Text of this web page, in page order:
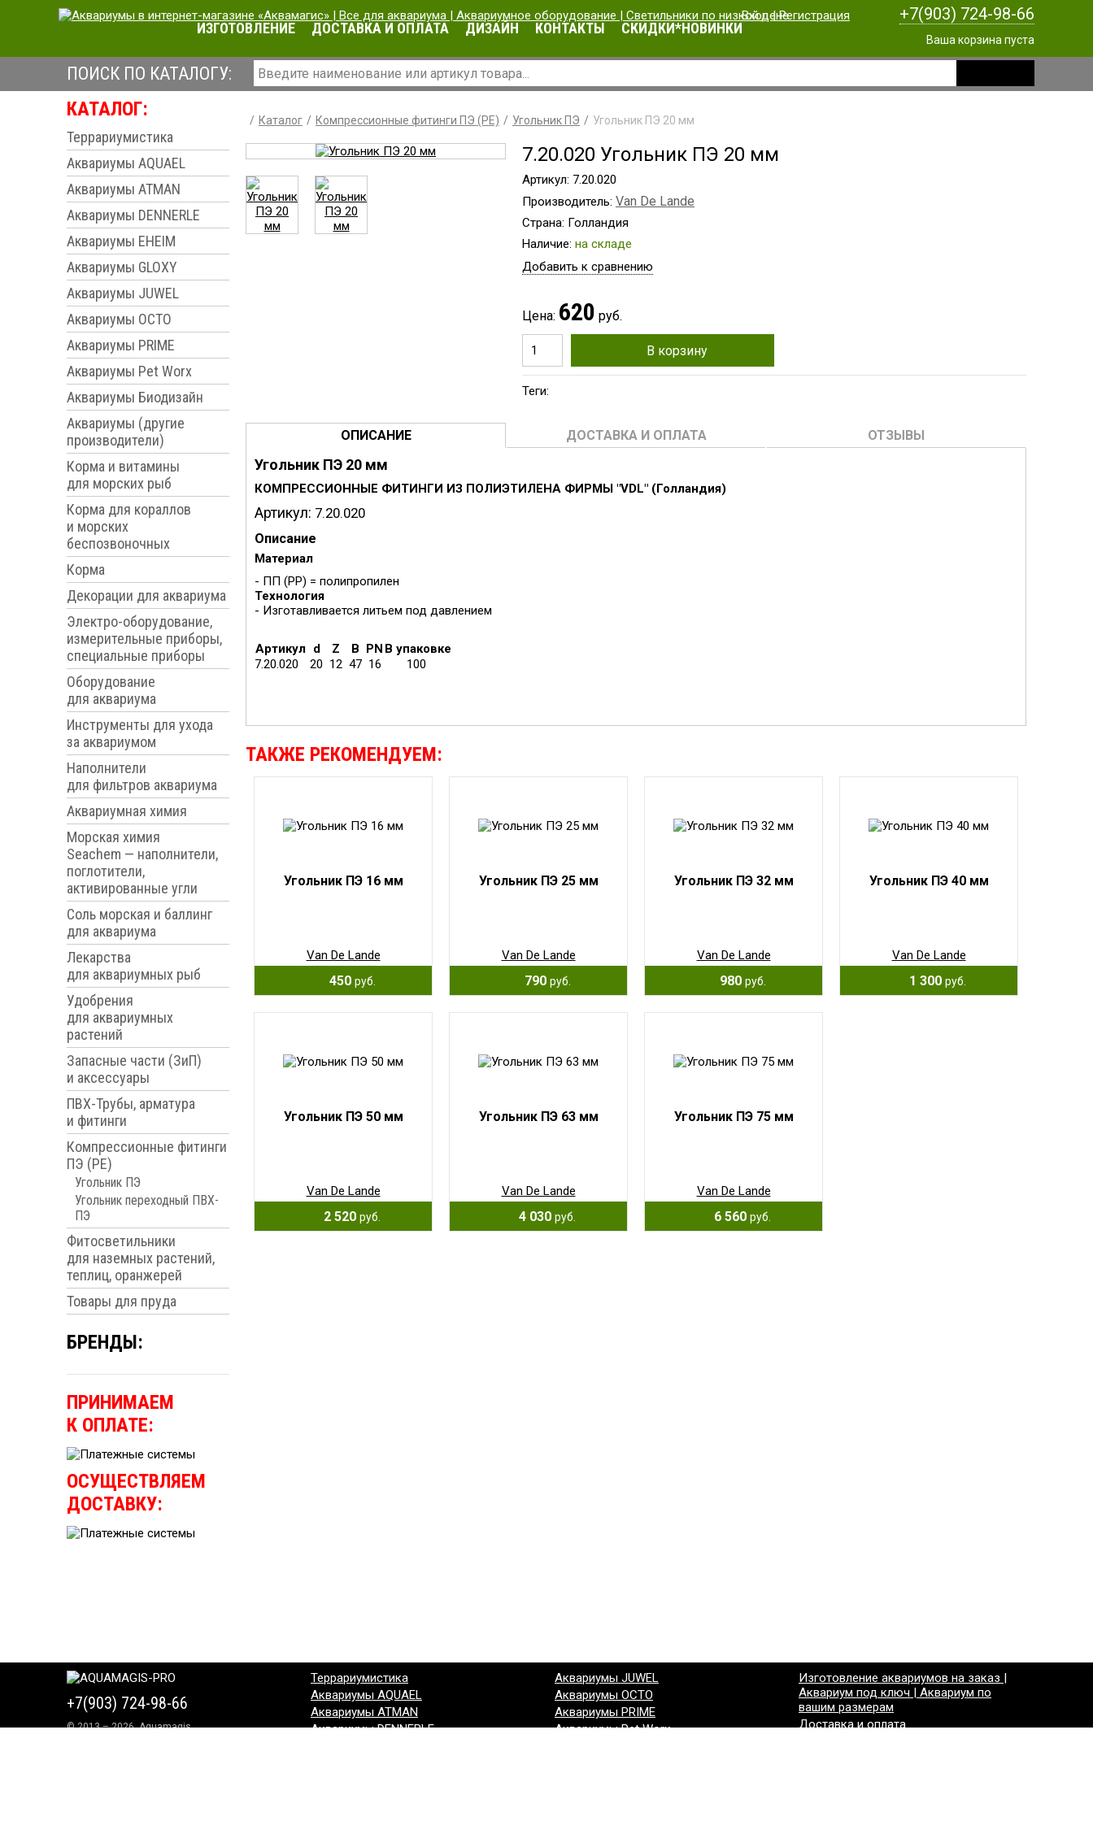
Вход|Регистрация +7(903) 724-98-66
Ваша корзина пуста
ИЗГОТОВЛЕНИЕ ДОСТАВКА И ОПЛАТА ДИЗАЙН КОНТАКТЫ СКИДКИ*НОВИНКИ
ПОИСК ПО КАТАЛОГУ:
КАТАЛОГ:
Террариумистика
Аквариумы AQUAEL
Аквариумы ATMAN
Аквариумы DENNERLE
Аквариумы EHEIM
Аквариумы GLOXY
Аквариумы JUWEL
Аквариумы OCTO
Аквариумы PRIME
Аквариумы Pet Worx
Аквариумы Биодизайн
Аквариумы (другие
производители)
Корма и витамины
для морских рыб
Корма для кораллов
и морских
беспозвоночных
Корма
Декорации для аквариума
Электро-оборудование,
измерительные приборы,
специальные приборы
Оборудование
для аквариума
Инструменты для ухода
за аквариумом
Наполнители
для фильтров аквариума
Аквариумная химия
Морская химия
Seachem — наполнители,
поглотители,
активированные угли
Соль морская и баллинг
для аквариума
Лекарства
для аквариумных рыб
Удобрения
для аквариумных
растений
Запасные части (ЗиП)
и аксессуары
ПВХ-Трубы, арматура
и фитинги
Компрессионные фитинги
ПЭ (PE)
Угольник ПЭ
Угольник переходный ПВХ-
ПЭ
Фитосветильники
для наземных растений,
теплиц, оранжерей
Товары для пруда
БРЕНДЫ:
ПРИНИМАЕМ
К ОПЛАТЕ:
ОСУЩЕСТВЛЯЕМ
ДОСТАВКУ:
Каталог Компрессионные фитинги ПЭ (PE) Угольник ПЭ Угольник ПЭ 20 мм
7.20.020 Угольник ПЭ 20 мм
Артикул: 7.20.020
Производитель: Van De Lande
Страна: Голландия
Наличие: на складе
Добавить к сравнению
Цена: 620 руб.
В корзину
Теги:
ОПИСАНИЕ ДОСТАВКА И ОПЛАТА ОТЗЫВЫ
Угольник ПЭ 20 мм
КОМПРЕССИОННЫЕ ФИТИНГИ ИЗ ПОЛИЭТИЛЕНА ФИРМЫ "VDL" (Голландия)
Артикул: 7.20.020
Описание
Материал
- ПП (PP) = полипропилен
Технология
- Изготавливается литьем под давлением
Артикул d Z B PN В упаковке
7.20.020
20 12 47 16 100
ТАКЖЕ РЕКОМЕНДУЕМ:
Угольник ПЭ 16 мм
Van De Lande
450 руб.
Угольник ПЭ 25 мм
Van De Lande
790 руб.
Угольник ПЭ 32 мм
Van De Lande
980 руб.
Угольник ПЭ 40 мм
Van De Lande
1 300 руб.
Угольник ПЭ 50 мм
Van De Lande
2 520 руб.
Угольник ПЭ 63 мм
Van De Lande
4 030 руб.
Угольник ПЭ 75 мм
Van De Lande
6 560 руб.
+7(903) 724-98-66
© 2013 – 2026, Aquamagis
Террариумистика
Аквариумы AQUAEL
Аквариумы ATMAN
Аквариумы DENNERLE
Аквариумы JUWEL
Аквариумы OCTO
Аквариумы PRIME
Аквариумы Pet Worx
Изготовление аквариумов на заказ |
Аквариум под ключ | Аквариум по
вашим размерам
Доставка и оплата